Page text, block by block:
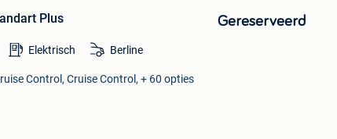
Plus Gereserveerd
Elektrisch Berline
Control, Cruise Control, + 60 opties